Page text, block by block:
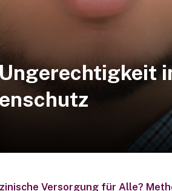
Versorgung für Alle?